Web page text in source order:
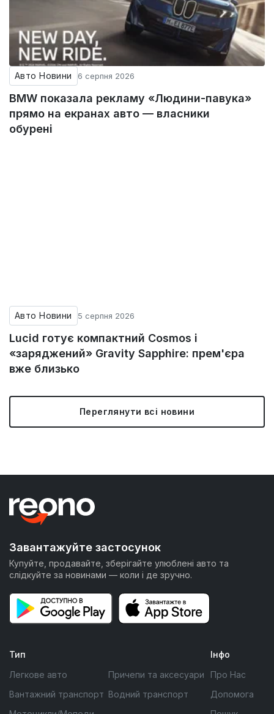
Авто Новини 6 серпня 2026
BMW показала рекламу «Людини-павука»
прямо на екранах авто — власники
обурені
Авто Новини 5 серпня 2026
Lucid готує компактний Cosmos і
«заряджений» Gravity Sapphire: прем'єра
вже близько
Переглянути всі новини
Завантажуйте застосунок
Купуйте, продавайте, зберігайте улюблені авто та
слідкуйте за новинами — коли і де зручно.
Тип
Легкове авто
Вантажний транспорт
Причепи та аксесуари
Водний транспорт
Інфо
Про Нас
Допомога